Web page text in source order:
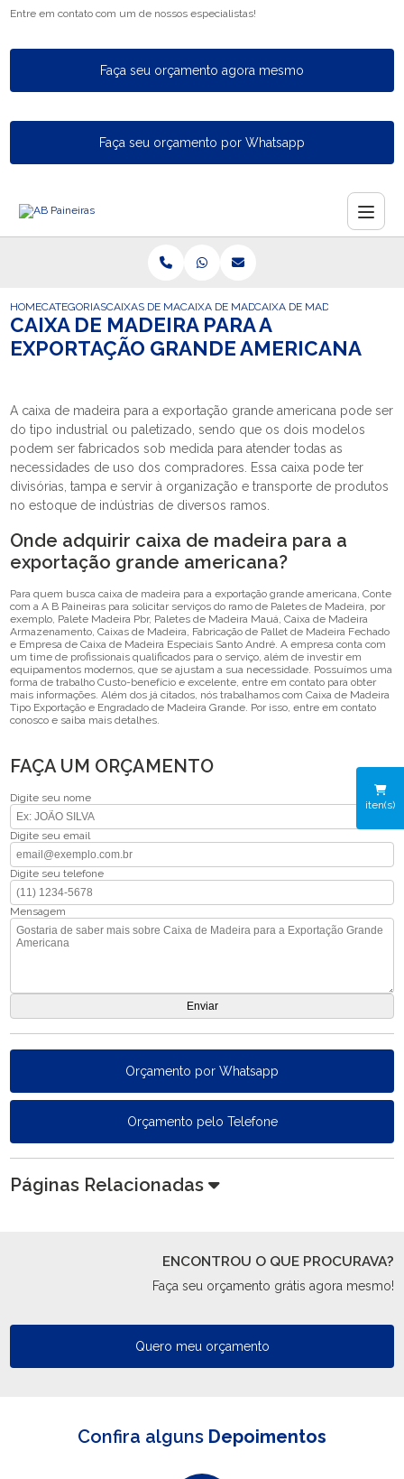
Entre em contato com um de nossos especialistas!
Faça seu orçamento agora mesmo
Faça seu orçamento por Whatsapp
iten(s)
HOMECATEGORIASCAIXAS DE MADEIRA PARA EXPORTACAO
CAIXA DE MADEIRA FUMIGADA DE
CAIXA DE MADEIRA PARA A
CAIXA DE MADEIRA PARA A
EXPORTAÇÃO GRANDE AMERICANA
A caixa de madeira para a exportação grande americana pode ser
do tipo industrial ou paletizado, sendo que os dois modelos
podem ser fabricados sob medida para atender todas as
necessidades de uso dos compradores. Essa caixa pode ter
divisórias, tampa e servir à organização e transporte de produtos
no estoque de indústrias de diversos ramos.
Onde adquirir caixa de madeira para a
exportação grande americana?
Para quem busca caixa de madeira para a exportação grande americana, Conte
com a A B Paineiras para solicitar serviços do ramo de Paletes de Madeira, por
exemplo, Palete Madeira Pbr, Paletes de Madeira Mauá, Caixa de Madeira
Armazenamento, Caixas de Madeira, Fabricação de Pallet de Madeira Fechado
e Empresa de Caixa de Madeira Especiais Santo André. A empresa conta com
um time de profissionais qualificados para o serviço, além de investir em
equipamentos modernos, que se ajustam a sua necessidade. Possuímos uma
forma de trabalho Custo-benefício e excelente, entre em contato para obter
mais informações. Além dos já citados, nós trabalhamos com Caixa de Madeira
Tipo Exportação e Engradado de Madeira Grande. Por isso, entre em contato
conosco e saiba mais detalhes.
FAÇA UM ORÇAMENTO
Digite seu nome
Digite seu email
Digite seu telefone
Mensagem
Orçamento por Whatsapp
Orçamento pelo Telefone
Páginas Relacionadas
ENCONTROU O QUE PROCURAVA?
Faça seu orçamento grátis agora mesmo!
Quero meu orçamento
Confira alguns Depoimentos